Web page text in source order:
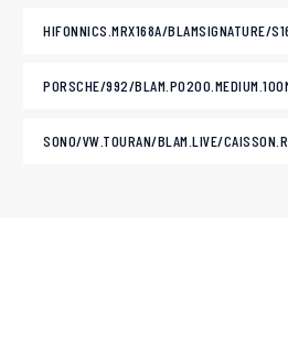
HIFONNICS.MRX168A/BLAMSIGNATURE/
PORSCHE/992/
SONO/VW.TOURAN/BLAM.LIVE/